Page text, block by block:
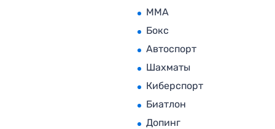
MMA
Бокс
Автоспорт
Шахматы
Киберспорт
Биатлон
Допинг